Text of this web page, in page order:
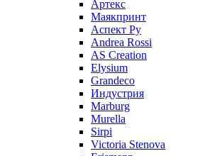
Артекс
Маякпринт
Аспект Ру
Andrea Rossi
AS Creation
Elysium
Grandeco
Индустрия
Marburg
Murella
Sirpi
Victoria Stenova